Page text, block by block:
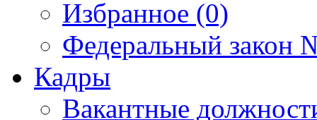
Избранное (0)
Федеральный закон
Кадры
Вакантные